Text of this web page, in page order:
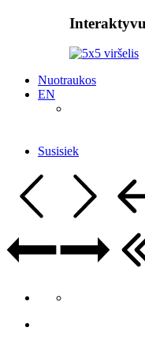
Nuotraukos
EN
Susisiek